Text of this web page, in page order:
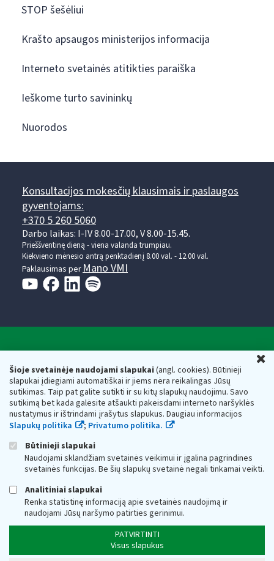
Šioje svetainėje naudojami slapukai(angl. cookies). Būtinieji
slapukai įdiegiami automatiškai ir jiems nėra reikalingas Jūsų
sutikimas. Taip pat galite sutikti ir su kitų slapukų naudojimu. Savo
sutikimą bet kada galėsite atšaukti pakeisdami interneto naršyklės
nustatymus ir ištrindami įrašytus slapukus. Daugiau informacijos
Slapukų politika
; Privatumo politika.
Būtinieji slapukai
Naudojami sklandžiam svetainės veikimui ir įgalina pagrindines
svetainės funkcijas. Be šių slapukų svetainė negali tinkamai veikti.
Analitiniai slapukai
Renka statistinę informaciją apie svetainės naudojimą ir
naudojami Jūsų naršymo patirties gerinimui.
PATVIRTINTI
Visus slapukus
STOP šešėliui
Krašto apsaugos ministerijos informacija
Interneto svetainės atitikties paraiška
Ieškome turto savininkų
Nuorodos
Konsultacijos mokesčių klausimais ir paslaugos
gyventojams:
+370 5 260 5060
Darbo laikas: I-IV 8.00-17.00, V 8.00-15.45.
Prieššventinę dieną - viena valanda trumpiau.
Kiekvieno mėnesio antrą penktadienį 8.00 val. - 12.00 val.
Paklausimas per Mano VMI
Respublikos finansų ministerijos
Biudžetinė įstaiga. Juridinio asmens kodas — 188659752,
adresas: Vasario 16-osios g. 14, 01107 Vilnius, Lietuva, el.paštas:
vmi@vmi.lt, E. pristatymo dėžutės adresas 188659752
Duomenys apie Valstybinę mokesčių inspekciją prie Lietuvos
Respublikos finansų ministerijos kaupiami ir saugomi Juridinių